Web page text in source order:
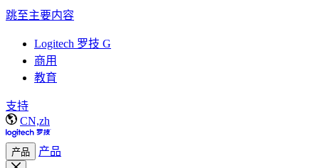
跳至主要内容
Logitech 罗技 G
商用
教育
支持
CN,zh
产品 产品